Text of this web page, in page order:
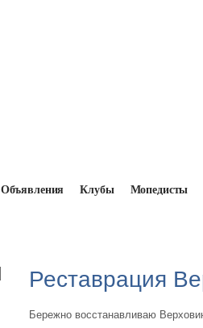
Объявления Клубы Мопедисты
Реставрация
Бережно восстанавливаю